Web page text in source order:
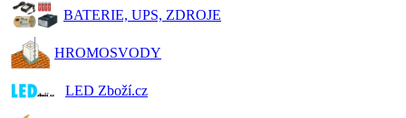
BATERIE, UPS, ZDROJE
HROMOSVODY
LED Zboží.cz